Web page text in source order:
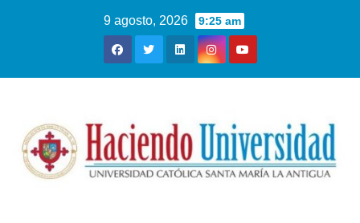
9 agosto, 2026 9:25 am